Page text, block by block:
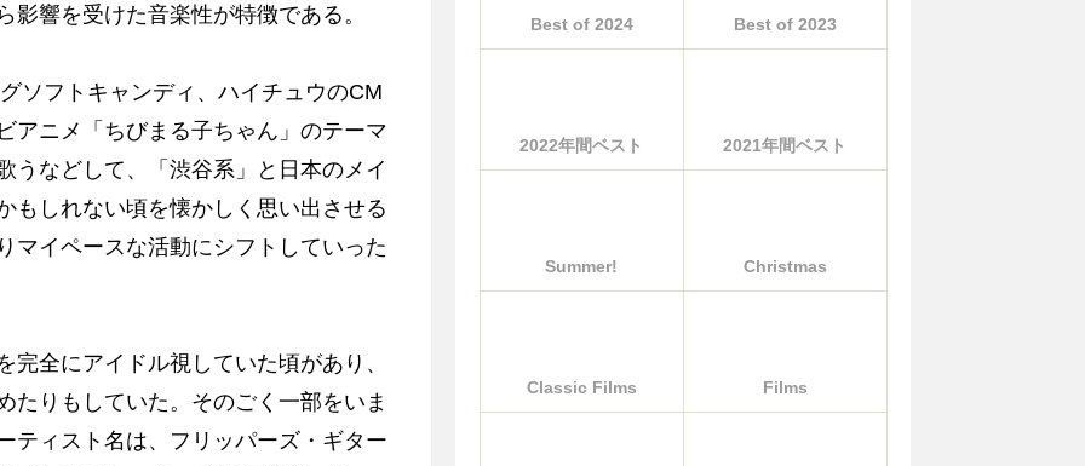
響を受けた音楽性が特徴である。
ソフトキャンディ、ハイチュウのCM
アニメ「ちびまる子ちゃん」のテーマ
うなどして、「渋谷系」と日本のメイ
もしれない頃を懐かしく思い出させる
マイペースな活動にシフトしていった
全にアイドル視していた頃があり、
たりもしていた。そのごく一部をいま
ティスト名は、フリッパーズ・ギター
Best of 2024 Best of 2023
2022年間ベスト 2021年間ベスト
Summer! Christmas
Classic Films Films